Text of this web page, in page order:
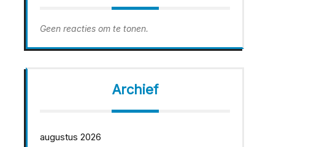
Geen reacties om te tonen.
Archief
augustus 2026